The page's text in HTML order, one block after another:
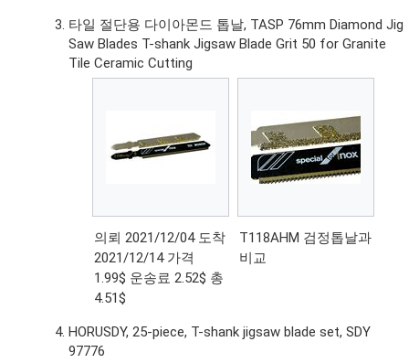
타일 절단용 다이아몬드 톱날, TASP 76mm Diamond Jig
Saw Blades T-shank Jigsaw Blade Grit 50 for Granite
Tile Ceramic Cutting
의뢰 2021/12/04 도착
2021/12/14 가격
1.99$ 운송료 2.52$ 총
4.51$
T118AHM 검정톱날과
비교
HORUSDY, 25-piece, T-shank jigsaw blade set, SDY
97776